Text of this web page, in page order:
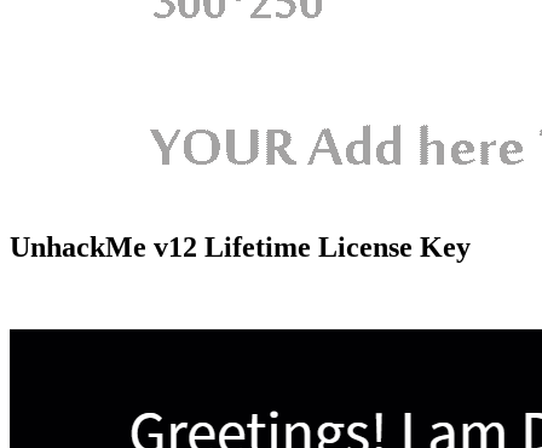
UnhackMe v12 Lifetime License Key